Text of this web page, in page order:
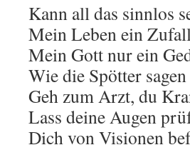
Kann all das sinnlos
Mein Leben ein
Mein Gott nur ein
Wie die Spötter sagen
Geh zum Arzt, du
Lass deine Augen
Dich von Visionen